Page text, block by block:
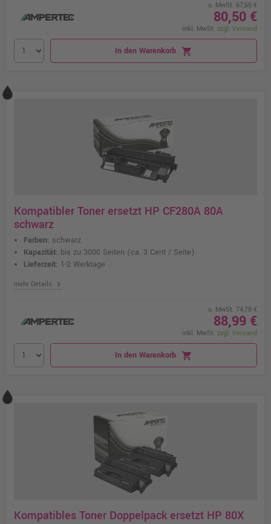
o. MwSt. 67,65 €
80,50 €
inkl. MwSt. zzgl. Versand
In den Warenkorb shopping_cart
Kompatibler Toner ersetzt HP CF280A 80A
schwarz
Farben: schwarz
Kapazität: bis zu 3000 Seiten (ca. 3 Cent / Seite)
Lieferzeit: 1-2 Werktage
mehr Details chevron_right
o. MwSt. 74,78 €
88,99 €
inkl. MwSt. zzgl. Versand
In den Warenkorb shopping_cart
Kompatibles Toner Doppelpack ersetzt HP 80X